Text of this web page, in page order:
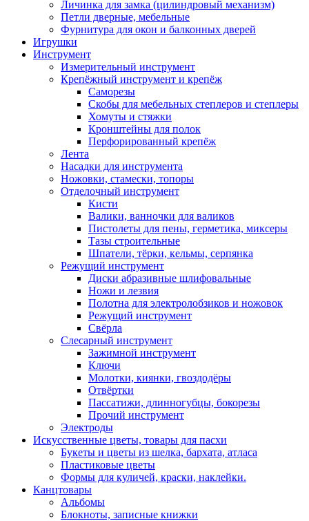
Личинка для замка (цилиндровый механизм)
Петли дверные, мебельные
Фурнитура для окон и балконных дверей
Игрушки
Инструмент
Измерительный инструмент
Крепёжный инструмент и крепёж
Саморезы
Скобы для мебельных степлеров и степлеры
Хомуты и стяжки
Кронштейны для полок
Перфорированный крепёж
Лента
Насадки для инструмента
Ножовки, стамески, топоры
Отделочный инструмент
Кисти
Валики, ванночки для валиков
Пистолеты для пены, герметика, миксеры
Тазы строительные
Шпатели, тёрки, кельмы, серпянка
Режущий инструмент
Диски абразивные шлифовальные
Ножи и лезвия
Полотна для электролобзиков и ножовок
Режущий инструмент
Свёрла
Слесарный инструмент
Зажимной инструмент
Ключи
Молотки, киянки, гвоздодёры
Отвёртки
Пассатижи, длинногубцы, бокорезы
Прочий инструмент
Электроды
Искусственные цветы, товары для пасхи
Букеты и цветы из шелка, бархата, атласа
Пластиковые цветы
Формы для куличей, краски, наклейки.
Канцтовары
Альбомы
Блокноты, записные книжки